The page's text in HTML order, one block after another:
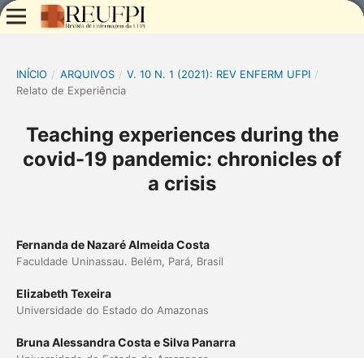
INÍCIO / ARQUIVOS / V. 10 N. 1 (2021): REV ENFERM UFPI /
Relato de Experiência
Teaching experiences during the
covid-19 pandemic: chronicles of
a crisis
Fernanda de Nazaré Almeida Costa
Faculdade Uninassau. Belém, Pará, Brasil
Elizabeth Texeira
Universidade do Estado do Amazonas
Bruna Alessandra Costa e Silva Panarra